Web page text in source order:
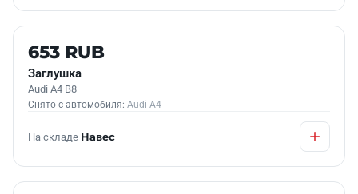
Б/У В НАЛИЧИИ
653 RUB
Заглушка
Audi A4 B8
Снято с автомобиля: Audi A4
На складе Навес